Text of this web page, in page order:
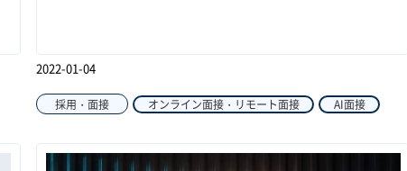
2022-01-04
採用・面接 オンライン面接・リモート面接 AI面接